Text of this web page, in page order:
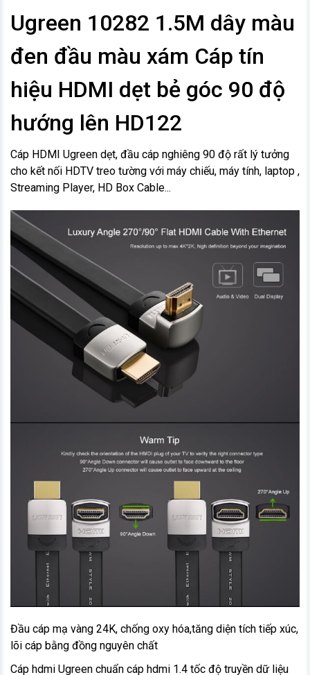
Ugreen 10282 1.5M dây màu
đen đầu màu xám Cáp tín
hiệu HDMI dẹt bẻ góc 90 độ
hướng lên HD122
Cáp HDMI Ugreen dẹt, đầu cáp nghiêng 90 độ rất lý tưởng
cho kết nối HDTV treo tường với máy chiếu, máy tính, laptop ,
Streaming Player, HD Box Cable...
Đầu cáp mạ vàng 24K, chống oxy hóa,tăng diện tích tiếp xúc,
lõi cáp bằng đồng nguyên chất
Cáp hdmi Ugreen chuẩn cáp hdmi 1.4 tốc độ truyền dữ liệu